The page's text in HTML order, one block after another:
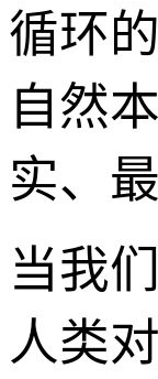
循环
自然
实、
当我
人类